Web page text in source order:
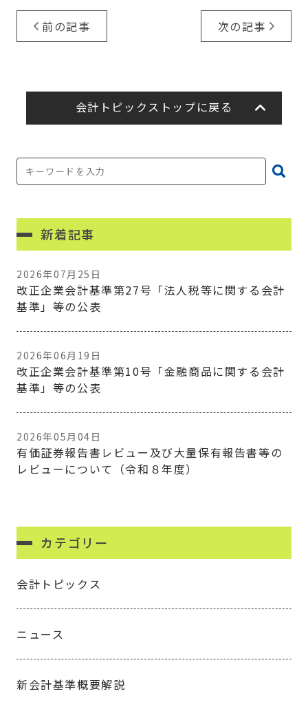
前の記事 次の記事
会計トピックストップに戻る
新着記事
2026年07月25日
改正企業会計基準第27号「法人税等に関する会計
基準」等の公表
2026年06月19日
改正企業会計基準第10号「金融商品に関する会計
基準」等の公表
2026年05月04日
有価証券報告書レビュー及び大量保有報告書等の
レビューについて（令和８年度）
カテゴリー
会計トピックス
ニュース
新会計基準概要解説